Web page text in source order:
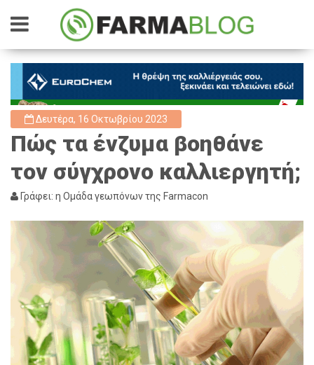
Δευτέρα, 16 Οκτωβρίου 2023
Πώς τα ένζυμα βοηθάνε
τον σύγχρονο καλλιεργητή;
Γράφει: η Ομάδα γεωπόνων της Farmacon